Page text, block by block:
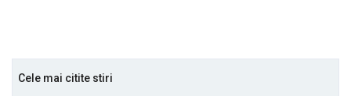
Cele mai citite stiri